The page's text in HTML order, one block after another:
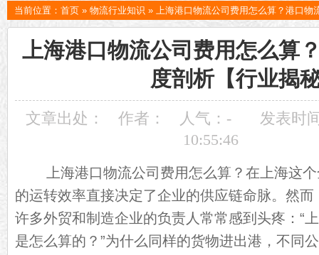
当前位置： 首页 » 物流行业知识 » 上海港口物流公司费用怎么算？港口物
上海港口物流公司费用怎么算
度剖析【行业揭
文章出处： 作者： 人气： -
发表时
10:55:46
上海港口物流公司费用怎么算？在上海这
的运转效率直接决定了企业的供应链命脉。然
许多外贸和制造企业的负责人常常感到头疼：“
是怎么算的？”为什么同样的货物进出港，不同